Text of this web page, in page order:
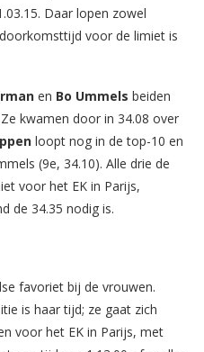
Daar lopen zowel
voor de limiet is
en Bo Ummels beiden
kwamen door in 34.08 over
loopt nog in de top-10 en
(9e, 34.10). Alle drie de
voor het EK in Parijs,
de 34.35 nodig is.
favoriet bij de vrouwen.
is haar tijd; ze gaat zich
voor het EK in Parijs, met